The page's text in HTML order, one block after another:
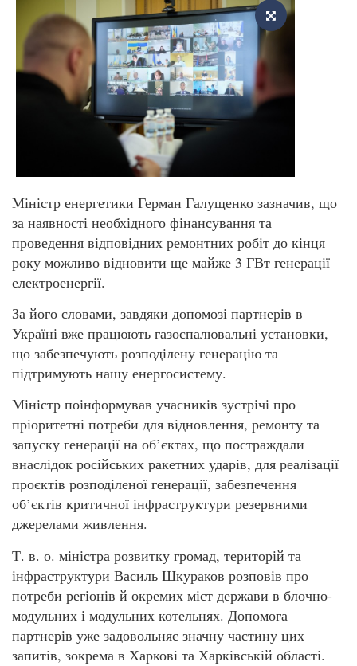
Міністр енергетики Герман Галущенко зазначив, що
за наявності необхідного фінансування та
проведення відповідних ремонтних робіт до кінця
року можливо відновити ще майже 3 ГВт генерації
електроенергії.
За його словами, завдяки допомозі партнерів в
Україні вже працюють газоспалювальні установки,
що забезпечують розподілену генерацію та
підтримують нашу енергосистему.
Міністр поінформував учасників зустрічі про
пріоритетні потреби для відновлення, ремонту та
запуску генерації на об’єктах, що постраждали
внаслідок російських ракетних ударів, для реалізації
проєктів розподіленої генерації, забезпечення
об’єктів критичної інфраструктури резервними
джерелами живлення.
Т. в. о. міністра розвитку громад, територій та
інфраструктури Василь Шкураков розповів про
потреби регіонів й окремих міст держави в блочно-
модульних і модульних котельнях. Допомога
партнерів уже задовольняє значну частину цих
запитів, зокрема в Харкові та Харківській області.